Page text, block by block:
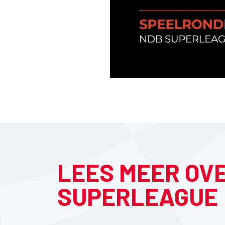
LEES MEER
SUPERLEAGUE